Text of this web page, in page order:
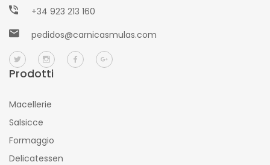
+34 923 213 160
pedidos@carnicasmulas.com
Prodotti
Macellerie
Salsicce
Formaggio
Delicatessen